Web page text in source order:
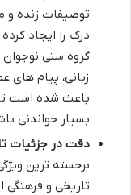
توصیفات زنده و
درک را ایجاد
گروه سنی
زبانی، پیام های
باعث شده است
بسیار خواندنی
دقت در جزئیات
برجسته ترین
تاریخی و